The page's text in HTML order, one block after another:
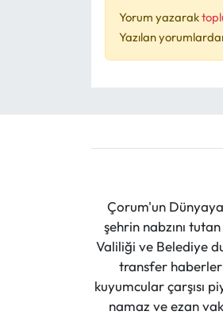
Yorum yazarak
Yazılan
Çorum'un
şehrin nabzını
Valiliği ve Belediye
transfer
kuyumcular çarşısı
namaz ve ezan